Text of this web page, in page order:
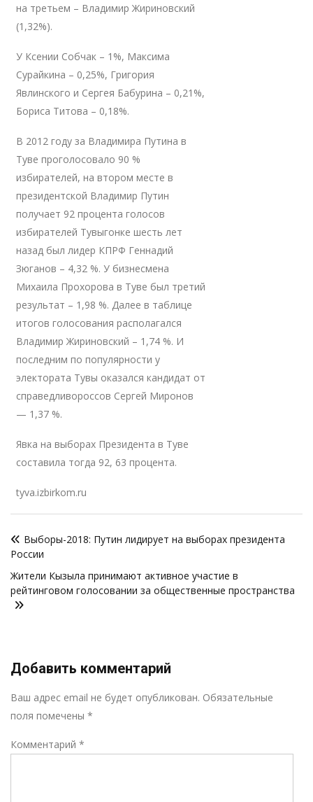
на третьем – Владимир Жириновский
(1,32%).
У Ксении Собчак – 1%, Максима
Сурайкина – 0,25%, Григория
Явлинского и Сергея Бабурина – 0,21%,
Бориса Титова – 0,18%.
В 2012 году за Владимира Путина в
Туве проголосовало 90 %
избирателей, на втором месте в
президентской Владимир Путин
получает 92 процента голосов
избирателей Тувыгонке шесть лет
назад был лидер КПРФ Геннадий
Зюганов – 4,32 %. У бизнесмена
Михаила Прохорова в Туве был третий
результат – 1,98 %. Далее в таблице
итогов голосования располагался
Владимир Жириновский – 1,74 %. И
последним по популярности у
электората Тувы оказался кандидат от
справедливороссов Сергей Миронов
— 1,37 %.
Явка на выборах Президента в Туве
составила тогда 92, 63 процента.
tyva.izbirkom.ru
по
записям
Выборы-2018: Путин лидирует на выборах президента
России
Жители Кызыла принимают активное участие в
рейтинговом голосовании за общественные пространства
Добавить комментарий
Ваш адрес email не будет опубликован. Обязательные
поля помечены *
Комментарий *